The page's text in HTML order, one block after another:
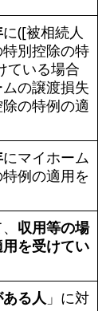
に([被相続人
別控除の特
ている場合
の譲渡損失
の特例の適
にマイホーム
例の適用を
収用等の場
を受けてい
る人 」に対